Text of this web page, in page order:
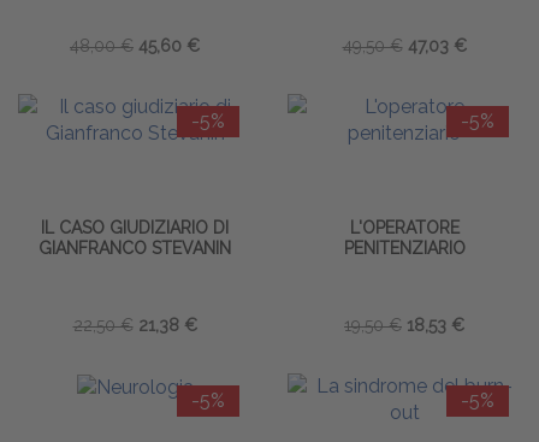
48,00 € 45,60 € 49,50 € 47,03 €
-5%
IL CASO GIUDIZIARIO DI
GIANFRANCO STEVANIN
22,50 € 21,38 €
-5%
L'OPERATORE
PENITENZIARIO
19,50 € 18,53 €
-5% -5%